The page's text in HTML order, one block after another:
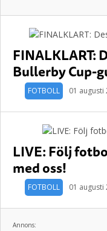
FINALKLART:
Bullerby Cup-
FOTBOLL 01 augusti
LIVE: Följ
med oss!
FOTBOLL 01 augusti
Annons: